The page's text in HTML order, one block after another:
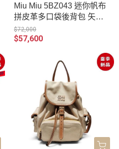
Miu Miu 5BZ043 迷你帆布
拼皮革多口袋後背包 矢車
菊藍色/白蘭地色
$72,000
$57,600